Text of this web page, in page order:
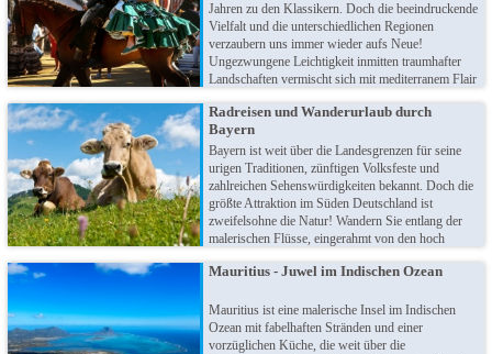
Jahren zu den Klassikern. Doch die beeindruckende
Vielfalt und die unterschiedlichen Regionen
verzaubern uns immer wieder aufs Neue!
Ungezwungene Leichtigkeit inmitten traumhafter
Landschaften vermischt sich mit mediterranem Flair
die Kanaren bis nach Andalusien: Spanien steckt
auch für Vielreisende noch voller Überraschungen!
Radreisen und Wanderurlaub durch
Bayern
Bayern ist weit über die Landesgrenzen für seine
urigen Traditionen, zünftigen Volksfeste und
zahlreichen Sehenswürdigkeiten bekannt. Doch die
größte Attraktion im Süden Deutschland ist
zweifelsohne die Natur! Wandern Sie entlang der
malerischen Flüsse, eingerahmt von den hoch
den Sattel und erkunden die Region auf ihren
Mauritius - Juwel im Indischen Ozean
Mauritius ist eine malerische Insel im Indischen
Ozean mit fabelhaften Stränden und einer
vorzüglichen Küche, die weit über die